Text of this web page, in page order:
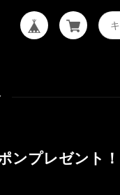
ンプレゼント